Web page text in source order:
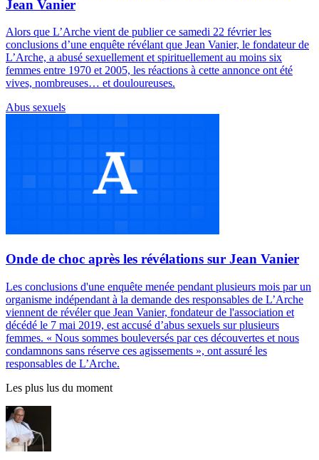
Jean Vanier
Alors que L’Arche vient de publier ce samedi 22 février les
conclusions d’une enquête révélant que Jean Vanier, le fondateur de
L’Arche, a abusé sexuellement et spirituellement au moins six
femmes entre 1970 et 2005, les réactions à cette annonce ont été
vives, nombreuses… et douloureuses.
Abus sexuels
Onde de choc après les révélations sur Jean Vanier
Les conclusions d'une enquête menée pendant plusieurs mois par un
organisme indépendant à la demande des responsables de L’Arche
viennent de révéler que Jean Vanier, fondateur de l'association et
décédé le 7 mai 2019, est accusé d’abus sexuels sur plusieurs
femmes. « Nous sommes bouleversés par ces découvertes et nous
condamnons sans réserve ces agissements », ont assuré les
responsables de L’Arche.
Les plus lus du moment